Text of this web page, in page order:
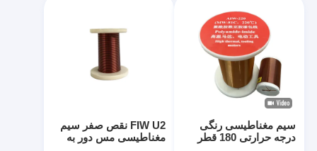
FIW U2 نقص صفر سیم
مغناطیسی مس دور به
سیم مغناطیسی رنگی
درجه حرارتی 180 قطر